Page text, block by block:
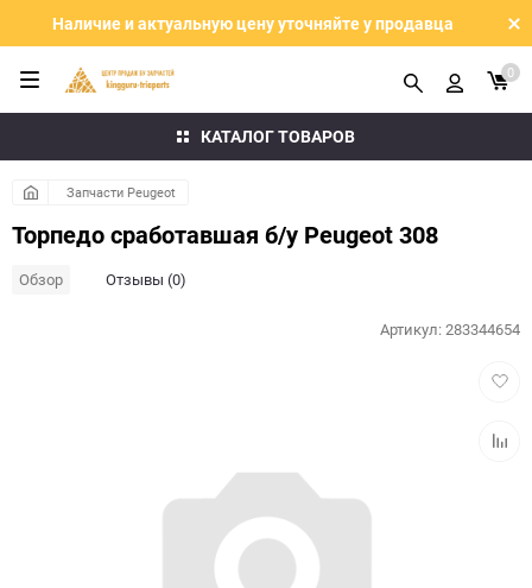
Наличие и актуальную цену уточняйте у продавца
КАТАЛОГ ТОВАРОВ
0
Запчасти Peugeot
Торпедо сработавшая б/у Peugeot 308
Обзор Отзывы (0)
Артикул:283344654